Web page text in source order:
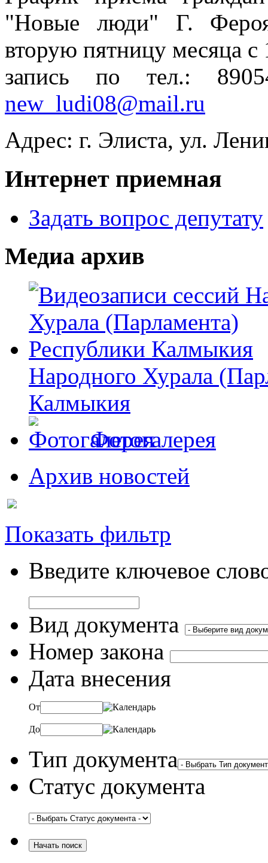
"Новые люди" Г.
вторую пятницу месяца
запись по тел.:
new_ludi08@mail.ru
Адрес: г. Элиста, ул.
Интернет приемная
Задать вопрос депутату
Медиа архив
Народного Хурала
Калмыкия
Фотогалерея
Архив новостей
Показать фильтр
Введите ключевое
Вид документа
Номер закона
Дата внесения
От
До
Тип документа
Статус документа